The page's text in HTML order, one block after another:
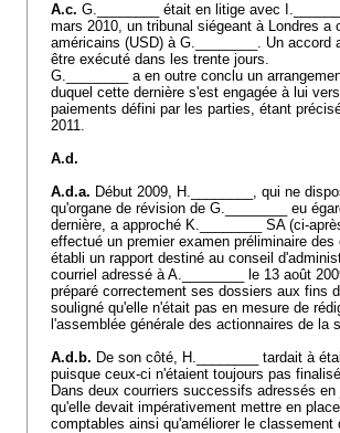
A.c. G.________ était en litige avec
mars 2010, un tribunal siégeant à Londres a
américains (USD) à G.________. Un
être exécuté dans les trente jours.
G.________ a en outre conclu un
duquel cette dernière s'est engagée à lui
paiements défini par les parties, étant
2011.
A.d.
A.d.a. Début 2009, H.________, qui ne
qu'organe de révision de G.________ eu
dernière, a approché K.________ SA (ci-
effectué un premier examen préliminaire
établi un rapport destiné au conseil
courriel adressé à A.________ le 13 août
préparé correctement ses dossiers aux fins
souligné qu'elle n'était pas en mesure de
l'assemblée générale des actionnaires de
A.d.b. De son côté, H.________ tardait à
puisque ceux-ci n'étaient toujours pas
Dans deux courriers successifs adressés en
qu'elle devait impérativement mettre en
comptables ainsi qu'améliorer le classement